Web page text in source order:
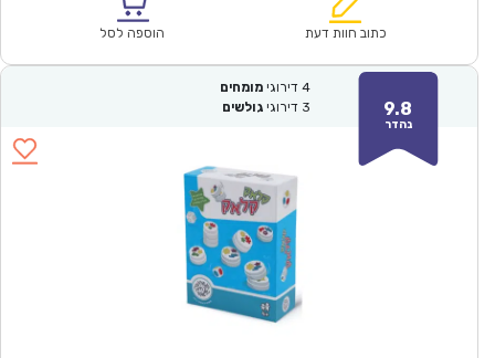
₪64.00.
כתוב חוות דעת הוספה לסל
9.8
נהדר
4 דירוגי מומחים
3 דירוגי גולשים